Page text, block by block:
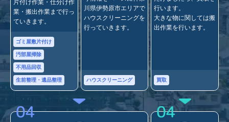
片付け作業・仕分け作
業・搬出作業まで行っ
ていきます。
ゴミ屋敷片付け
汚部屋掃除
不用品回収
生前整理・遺品整理
川県伊勢原市エリアで
ハウスクリーニングを
行っていきます。
ハウスクリーニング
行います。
大きな物に関しては搬
出作業を行います。
買取
04 04